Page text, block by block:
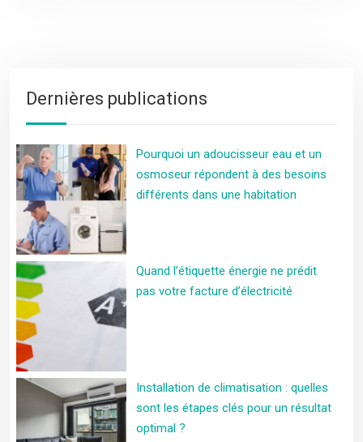
Dernières publications
Pourquoi un adoucisseur eau et un
osmoseur répondent à des besoins
différents dans une habitation
Quand l’étiquette énergie ne prédit
pas votre facture d’électricité
Installation de climatisation : quelles
sont les étapes clés pour un résultat
optimal ?